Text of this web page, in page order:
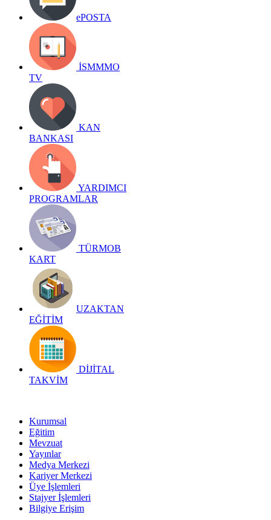
ePOSTA
İSMMMO
TV
KAN
BANKASI
YARDIMCI
PROGRAMLAR
TÜRMOB
KART
UZAKTAN
EĞİTİM
DİJİTAL
TAKVİM
Kurumsal
Eğitim
Mevzuat
Yayınlar
Medya Merkezi
Kariyer Merkezi
Üye İşlemleri
Stajyer İşlemleri
Bilgiye Erişim